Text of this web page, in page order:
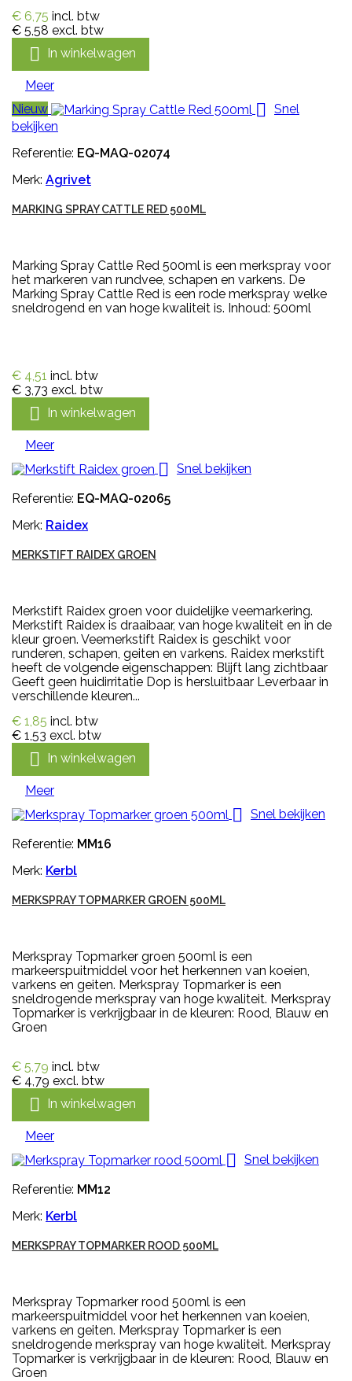
€ 6,75 incl. btw
€ 5,58 excl. btw
 In winkelwagen
Meer
Nieuw
 Snel
bekijken
Referentie: EQ-MAQ-02074
Merk: Agrivet
MARKING SPRAY CATTLE RED 500ML
Marking Spray Cattle Red 500ml is een merkspray voor
het markeren van rundvee, schapen en varkens. De
Marking Spray Cattle Red is een rode merkspray welke
sneldrogend en van hoge kwaliteit is. Inhoud: 500ml
€ 4,51 incl. btw
€ 3,73 excl. btw
 In winkelwagen
Meer
 Snel bekijken
Referentie: EQ-MAQ-02065
Merk: Raidex
MERKSTIFT RAIDEX GROEN
Merkstift Raidex groen voor duidelijke veemarkering.
Merkstift Raidex is draaibaar, van hoge kwaliteit en in de
kleur groen. Veemerkstift Raidex is geschikt voor
runderen, schapen, geiten en varkens. Raidex merkstift
heeft de volgende eigenschappen: Blijft lang zichtbaar
Geeft geen huidirritatie Dop is hersluitbaar Leverbaar in
verschillende kleuren...
€ 1,85 incl. btw
€ 1,53 excl. btw
 In winkelwagen
Meer
 Snel bekijken
Referentie: MM16
Merk: Kerbl
MERKSPRAY TOPMARKER GROEN 500ML
Merkspray Topmarker groen 500ml is een
markeerspuitmiddel voor het herkennen van koeien,
varkens en geiten. Merkspray Topmarker is een
sneldrogende merkspray van hoge kwaliteit. Merkspray
Topmarker is verkrijgbaar in de kleuren: Rood, Blauw en
Groen
€ 5,79 incl. btw
€ 4,79 excl. btw
 In winkelwagen
Meer
 Snel bekijken
Referentie: MM12
Merk: Kerbl
MERKSPRAY TOPMARKER ROOD 500ML
Merkspray Topmarker rood 500ml is een
markeerspuitmiddel voor het herkennen van koeien,
varkens en geiten. Merkspray Topmarker is een
sneldrogende merkspray van hoge kwaliteit. Merkspray
Topmarker is verkrijgbaar in de kleuren: Rood, Blauw en
Groen